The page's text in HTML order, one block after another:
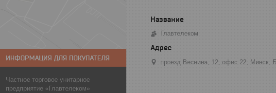
ИНФОРМАЦИЯ ДЛЯ ПОКУПАТЕЛЯ
Частное торговое унитарное
предприятие «Главтелеком»
Главтелеком
проезд Веснина, 12, офис 22, Минск,